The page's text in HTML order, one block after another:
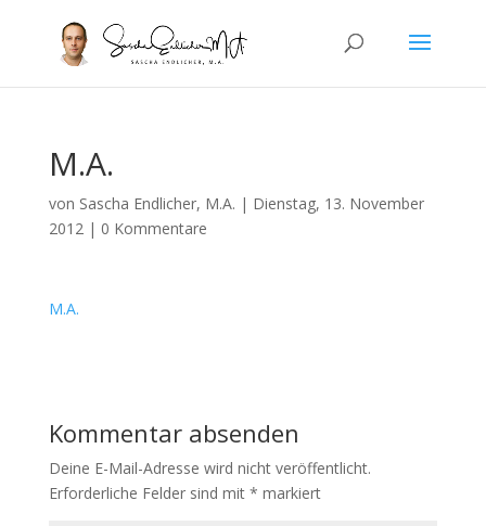
M.A.
von Sascha Endlicher, M.A. | Dienstag, 13. November
2012| 0 Kommentare
M.A.
Kommentar absenden
Deine E-Mail-Adresse wird nicht veröffentlicht.
Erforderliche Felder sind mit * markiert